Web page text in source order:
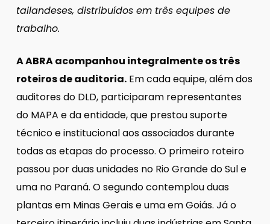
tailandeses, distribuídos em três equipes de
trabalho.
A ABRA acompanhou integralmente os três
roteiros de auditoria.Em cada equipe, além dos
auditores do DLD, participaram representantes
do MAPA e da entidade, que prestou suporte
técnico e institucional aos associados durante
todas as etapas do processo. O primeiro roteiro
passou por duas unidades no Rio Grande do Sul e
uma no Paraná. O segundo contemplou duas
plantas em Minas Gerais e uma em Goiás. Já o